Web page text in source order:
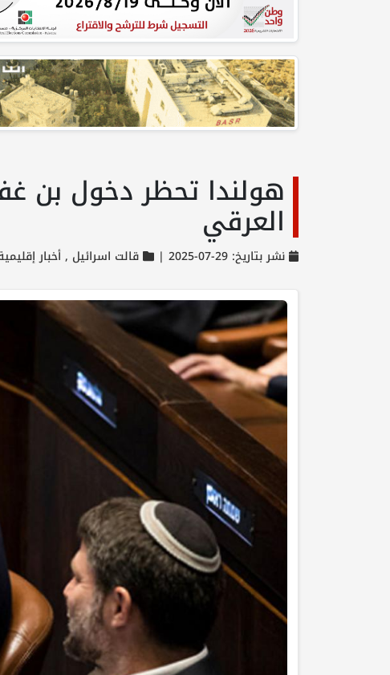
هولندا تحظر دخول بن
العرقي
نشر بتاريخ: 29-07-2025 | قالت اسرائيل ,أخبار